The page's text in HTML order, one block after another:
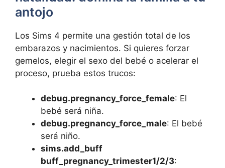
antojo
Los Sims 4 permite una gestión total de los
embarazos y nacimientos. Si quieres forzar
gemelos, elegir el sexo del bebé o acelerar el
proceso, prueba estos trucos:
debug.pregnancy_force_female: El
bebé será niña.
debug.pregnancy_force_male: El bebé
será niño.
sims.add_buff
buff_pregnancy_trimester1/2/3: